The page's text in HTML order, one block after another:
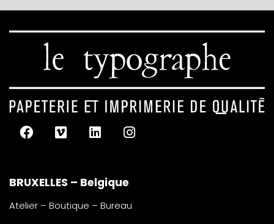
BRUXELLES – Belgique
Atelier – Boutique – Bureau